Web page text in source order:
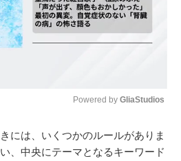
Powered by GliaStudios
には、いくつかのルールがありま
、中央にテーマとなるキーワード